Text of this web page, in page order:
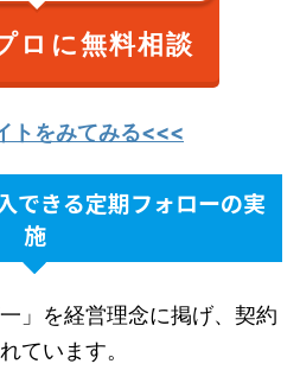
ロに無料相談
トをみてみる<<<
できる定期フォローの実
施
」を経営理念に掲げ、契約
ています。